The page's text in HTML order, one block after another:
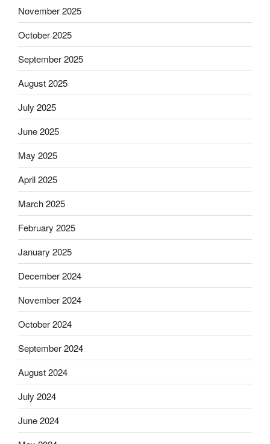
November 2025
October 2025
September 2025
August 2025
July 2025
June 2025
May 2025
April 2025
March 2025
February 2025
January 2025
December 2024
November 2024
October 2024
September 2024
August 2024
July 2024
June 2024